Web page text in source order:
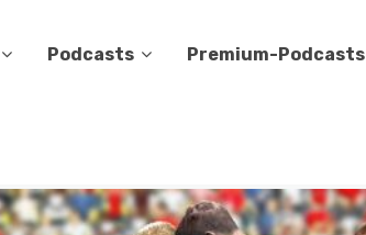
Podcasts Premium-Podcasts